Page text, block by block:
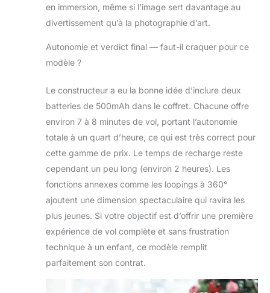
en immersion, même si l’image sert davantage au
divertissement qu’à la photographie d’art.
Autonomie et verdict final — faut-il craquer pour ce
modèle ?
Le constructeur a eu la bonne idée d’inclure deux
batteries de 500mAh dans le coffret. Chacune offre
environ 7 à 8 minutes de vol, portant l’autonomie
totale à un quart d’heure, ce qui est très correct pour
cette gamme de prix. Le temps de recharge reste
cependant un peu long (environ 2 heures). Les
fonctions annexes comme les loopings à 360°
ajoutent une dimension spectaculaire qui ravira les
plus jeunes. Si votre objectif est d’offrir une première
expérience de vol complète et sans frustration
technique à un enfant, ce modèle remplit
parfaitement son contrat.